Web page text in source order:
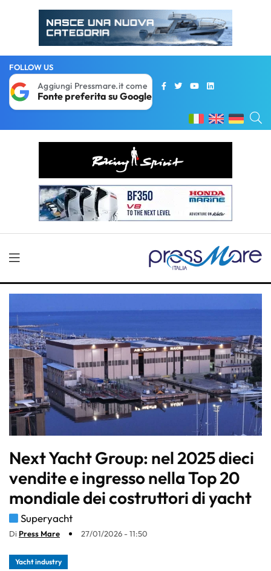
FOLLOW US
Aggiungi Pressmare.it come
Fonte preferita su Google
Next Yacht Group: nel 2025 dieci
vendite e ingresso nella Top 20
mondiale dei costruttori di yacht
Superyacht
Di Press Mare 27/01/2026 - 11:50
Yacht industry